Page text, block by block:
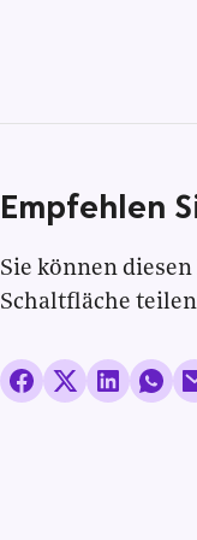
Empfehlen
Sie können
Schaltfläche